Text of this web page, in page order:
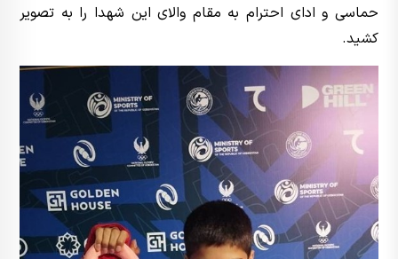
حماسی و ادای احترام به مقام والای این شهدا را به تصویر
کشید.